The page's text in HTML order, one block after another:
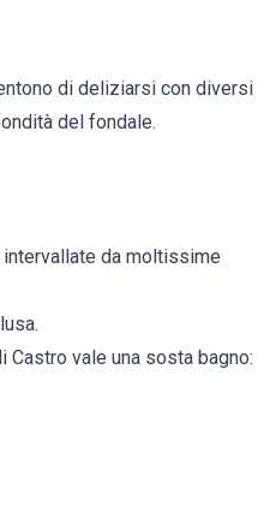
di deliziarsi con diversi
del fondale.
intervallate da moltissime
Castro vale una sosta bagno: